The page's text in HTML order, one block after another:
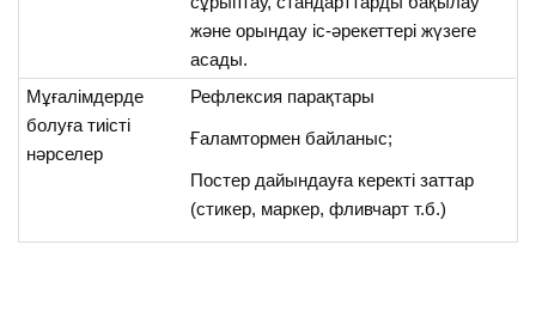
және орындау іс-әрекеттері жүзеге
асады.
Мұғалімдерде
болуға тиісті
нәрселер
Рефлексия парақтары
Ғаламтормен байланыс;
Постер дайындауға керекті заттар
(стикер, маркер, фливчарт т.б.)